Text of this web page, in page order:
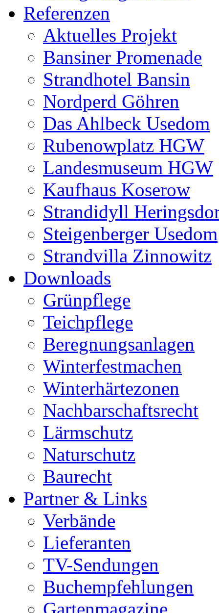
Referenzen
Aktuelles Projekt
Bansiner Promenade
Strandhotel Bansin
Nordperd Göhren
Das Ahlbeck Usedom
Rubenowplatz HGW
Landesmuseum HGW
Kaufhaus Koserow
Strandidyll
Steigenberger Usedom
Strandvilla Zinnowitz
Downloads
Grünpflege
Teichpflege
Beregnungsanlagen
Winterfestmachen
Winterhärtezonen
Nachbarschaftsrecht
Lärmschutz
Naturschutz
Baurecht
Partner & Links
Verbände
Lieferanten
TV-Sendungen
Buchempfehlungen
Gartenmagazine